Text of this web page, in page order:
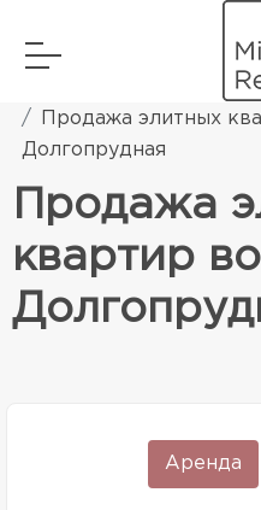
Элитная
Продажа элитных
Долгопрудная
Продажа
квартир
Аренда